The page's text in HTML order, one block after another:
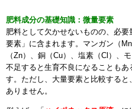
肥料成分の基礎知識：微量要素
肥料として欠かせないものの、必
要素」に含まれます。マンガン（
（Zn）、銅（Cu）、塩素（Cl）、
不足すると生育不良になることも
す。ただし、大量要素と比較する
ありません。